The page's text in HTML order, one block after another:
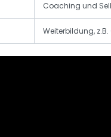
Coaching und
Weiterbildung,